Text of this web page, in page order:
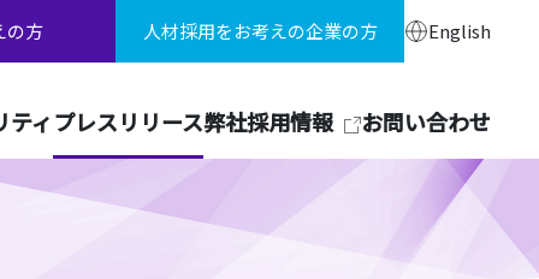
の方 人材採用をお考えの企業の方 English
ティプレスリリース弊社採用情報 お問い合わせ